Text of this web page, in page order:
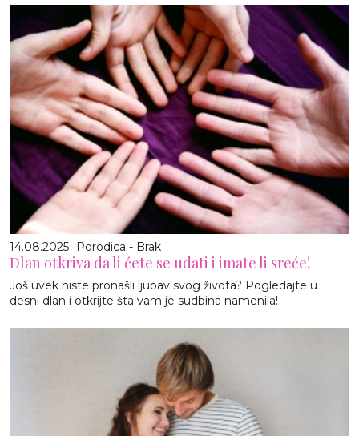
14.08.2025 Porodica - Brak
Dlan otkriva da li ćete se udati i imate li sreće!
Još uvek niste pronašli ljubav svog života? Pogledajte u
desni dlan i otkrijte šta vam je sudbina namenila!